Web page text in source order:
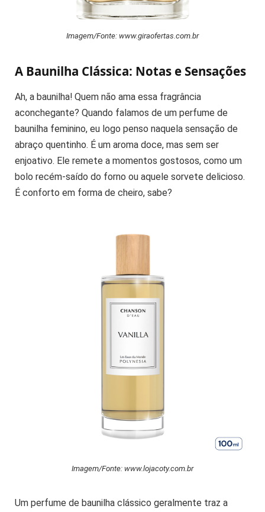
Imagem/Fonte: www.giraofertas.com.br
A Baunilha Clássica: Notas e Sensações
Ah, a baunilha! Quem não ama essa fragrância
aconchegante? Quando falamos de um perfume de
baunilha feminino, eu logo penso naquela sensação de
abraço quentinho. É um aroma doce, mas sem ser
enjoativo. Ele remete a momentos gostosos, como um
bolo recém-saído do forno ou aquele sorvete delicioso.
É conforto em forma de cheiro, sabe?
Imagem/Fonte: www.lojacoty.com.br
Um perfume de baunilha clássico geralmente traz a